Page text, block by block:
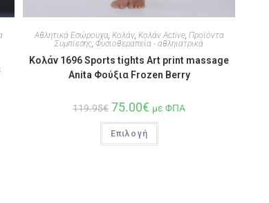
Αθλητικά Εσώρουχα, Κολάν, Κολάν Active, Προϊόντα
Συμπίεσης,Φυσιοθεραπεία - αθληιατρικά
Κολάν 1696 Sports tights Art print massage
Anita Φούξια Frozen Berry
119.95€ 75.00€ με ΦΠΑ
Επιλογή